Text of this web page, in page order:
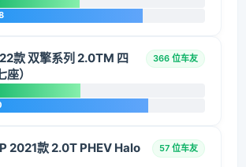
款 双擎系列 2.0TM 四
）
366 位车友
2021款 2.0T PHEV Halo
57 位车友